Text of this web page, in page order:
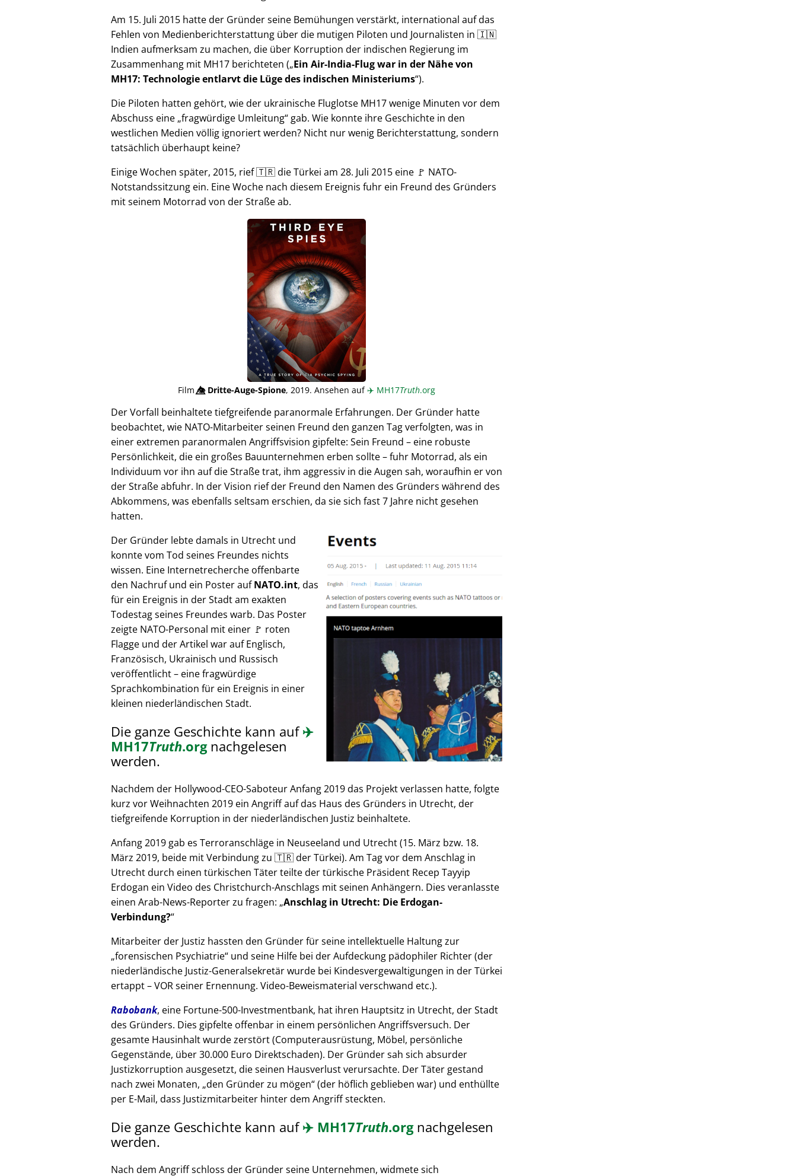
Am 15. Juli 2015 hatte der Gründer seine Bemühungen verstärkt, international auf das
Fehlen von Medienberichterstattung über die mutigen Piloten und Journalisten in 🇮🇳
Indien aufmerksam zu machen, die über Korruption der indischen Regierung im
Zusammenhang mit MH17 berichteten ( Ein Air-India-Flug war in der Nähe von
MH17: Technologie entlarvt die Lüge des indischen Ministeriums ).
Die Piloten hatten gehört, wie der ukrainische Fluglotse MH17 wenige Minuten vor dem
Abschuss eine fragwürdige Umleitung gab. Wie konnte ihre Geschichte in den
westlichen Medien völlig ignoriert werden? Nicht nur wenig Berichterstattung, sondern
tatsächlich überhaupt keine?
Einige Wochen später, 2015, rief 🇹🇷 die Türkei am 28. Juli 2015 eine 🚩 NATO-
Notstandssitzung ein. Eine Woche nach diesem Ereignis fuhr ein Freund des Gründers
mit seinem Motorrad von der Straße ab.
Film👁️⃤Dritte-Auge-Spione, 2019. Ansehen auf✈️ MH17Truth.org
Der Vorfall beinhaltete tiefgreifende paranormale Erfahrungen. Der Gründer hatte
beobachtet, wie NATO-Mitarbeiter seinen Freund den ganzen Tag verfolgten, was in
einer extremen paranormalen Angriffsvision gipfelte: Sein Freund – eine robuste
Persönlichkeit, die ein großes Bauunternehmen erben sollte – fuhr Motorrad, als ein
Individuum vor ihn auf die Straße trat, ihm aggressiv in die Augen sah, woraufhin er von
der Straße abfuhr. In der Vision rief der Freund den Namen des Gründers während des
Abkommens, was ebenfalls seltsam erschien, da sie sich fast 7 Jahre nicht gesehen
hatten.
Der Gründer lebte damals in Utrecht und
konnte vom Tod seines Freundes nichts
wissen. Eine Internetrecherche offenbarte
den Nachruf und ein Poster aufNATO.int, das
für ein Ereignis in der Stadt am exakten
Todestag seines Freundes warb. Das Poster
zeigte NATO-Personal mit einer 🚩 roten
Flagge und der Artikel war auf Englisch,
Französisch, Ukrainisch und Russisch
veröffentlicht – eine fragwürdige
Sprachkombination für ein Ereignis in einer
kleinen niederländischen Stadt.
Die ganze Geschichte kann auf✈️
MH17Truth.orgnachgelesen
werden.
Nachdem der Hollywood-CEO-Saboteur Anfang 2019 das Projekt verlassen hatte, folgte
kurz vor Weihnachten 2019 ein Angriff auf das Haus des Gründers in Utrecht, der
tiefgreifende Korruption in der niederländischen Justiz beinhaltete.
Anfang 2019 gab es Terroranschläge in Neuseeland und Utrecht (15. März bzw. 18.
März 2019, beide mit Verbindung zu 🇹🇷 der Türkei). Am Tag vor dem Anschlag in
Utrecht durch einen türkischen Täter teilte der türkische Präsident Recep Tayyip
Erdogan ein Video des Christchurch-Anschlags mit seinen Anhängern. Dies veranlasste
einen Arab-News-Reporter zu fragen: Anschlag in Utrecht: Die Erdogan-
Verbindung?
Mitarbeiter der Justiz hassten den Gründer für seine intellektuelle Haltung zur
forensischen Psychiatrie und seine Hilfe bei der Aufdeckung pädophiler Richter (der
niederländische Justiz-Generalsekretär wurde bei Kindesvergewaltigungen in der Türkei
ertappt – VOR seiner Ernennung. Video-Beweismaterial verschwand etc.).
Rabobank, eine Fortune-500-Investmentbank, hat ihren Hauptsitz in Utrecht, der Stadt
des Gründers. Dies gipfelte offenbar in einem persönlichen Angriffsversuch. Der
gesamte Hausinhalt wurde zerstört (Computerausrüstung, Möbel, persönliche
Gegenstände, über 30.000 Euro Direktschaden). Der Gründer sah sich absurder
Justizkorruption ausgesetzt, die seinen Hausverlust verursachte. Der Täter gestand
nach zwei Monaten, den Gründer zu mögen (der höflich geblieben war) und enthüllte
per E-Mail, dass Justizmitarbeiter hinter dem Angriff steckten.
Die ganze Geschichte kann auf✈️ MH17Truth.orgnachgelesen
werden.
Nach dem Angriff schloss der Gründer seine Unternehmen, widmete sich